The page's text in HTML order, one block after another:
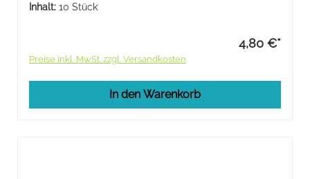
machen.
Inhalt: 10 Stück
4,80 €*
Preise inkl. MwSt. zzgl. Versandkosten
In den Warenkorb